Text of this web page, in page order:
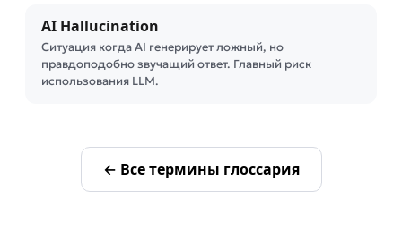
AI Hallucination
Ситуация когда AI генерирует ложный, но
правдоподобно звучащий ответ. Главный риск
использования LLM.
← Все термины глоссария